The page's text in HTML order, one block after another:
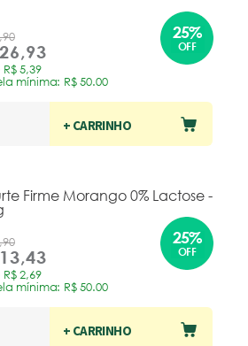
5,39
mínima: R$ 50.00
25%
OFF
+ CARRINHO
Firme Morango 0% Lactose -
2,69
mínima: R$ 50.00
25%
OFF
+ CARRINHO